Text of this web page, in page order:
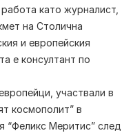
като журналист,
на Столична
и европейския
е консултант по
участвали в
космополит” в
“Феликс Меритис” след